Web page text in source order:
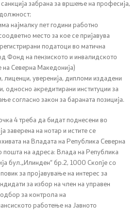
забрана за вршење на професија,
;
најмалку пет години работно
место за кое се пријавува
податоци во матична
Фонд на пензиското и инвалидското
на Северна Македонија)
лиценци, уверенија, дипломи издадени
односно акредитирани институции за
согласно закон за бараната позиција.
4 треба да бидат поднесени во
заверена на нотар и истите се
на Владата на Република Северна
пошта на адреса: Влада на Република
бул.„Илинден“ бр.2, 1000 Скопје со
за пројавување на интерес за
за избор на член на управен
за контрола на
работењена Јавното